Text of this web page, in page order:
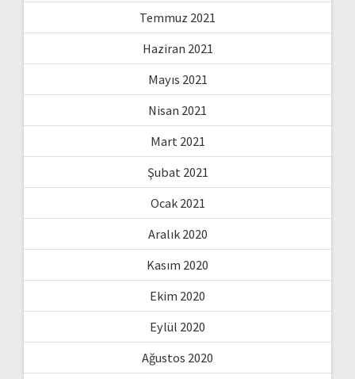
Temmuz 2021
Haziran 2021
Mayıs 2021
Nisan 2021
Mart 2021
Şubat 2021
Ocak 2021
Aralık 2020
Kasım 2020
Ekim 2020
Eylül 2020
Ağustos 2020